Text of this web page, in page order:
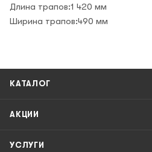
Длина трапов:1 420 мм
Ширина трапов:490 мм
КАТАЛОГ
АКЦИИ
УСЛУГИ